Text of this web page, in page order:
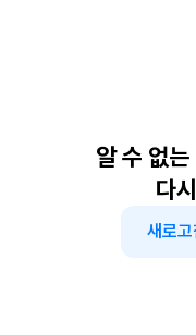
알 수 없
다
새로고